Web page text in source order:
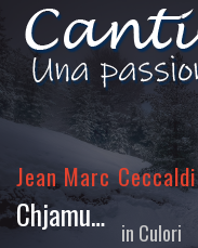
Jean Marc Ceccaldi
Chjamu… in Culori